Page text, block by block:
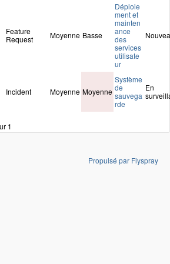
Feature
Request
Moyenne Basse
Déploie
ment et
mainten
ance
des
services
utilisate
ur
Incident Moyenne Moyenne
Système
de
sauvega
rde
En
1
Propulsé par Flyspray